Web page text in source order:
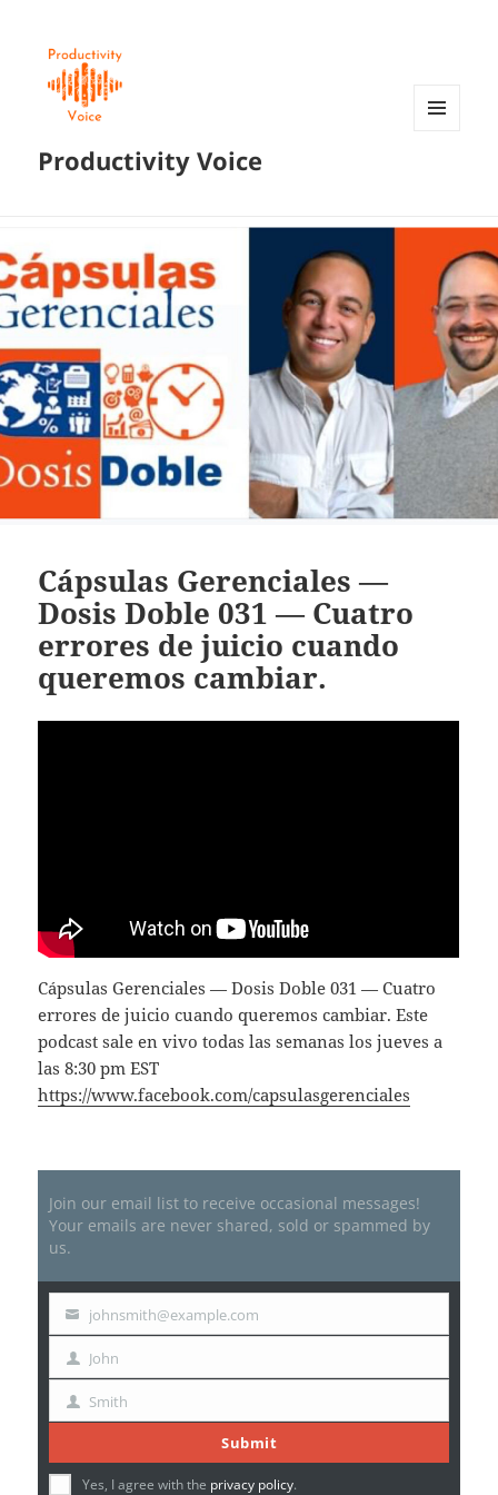
Productivity Voice
Cápsulas Gerenciales —
Dosis Doble 031 — Cuatro
errores de juicio cuando
queremos cambiar.
Cápsulas Gerenciales — Dosis Doble 031 — Cuatro
errores de juicio cuando queremos cambiar. Este
podcast sale en vivo todas las semanas los jueves a
las 8:30 pm EST
https://www.facebook.com/capsulasgerenciales
Join our email list to receive occasional messages!
Your emails are never shared, sold or spammed by
us.
Your
email
johnsmith@example.com
First
Name
John
Last Smith
Submit
Yes, I agree with the privacy policy.